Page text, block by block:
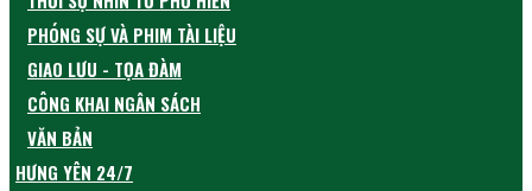
PHÓNG SỰ VÀ PHIM TÀI LIỆU
GIAO LƯU - TỌA ĐÀM
CÔNG KHAI NGÂN SÁCH
VĂN BẢN
HƯNG YÊN 24/7